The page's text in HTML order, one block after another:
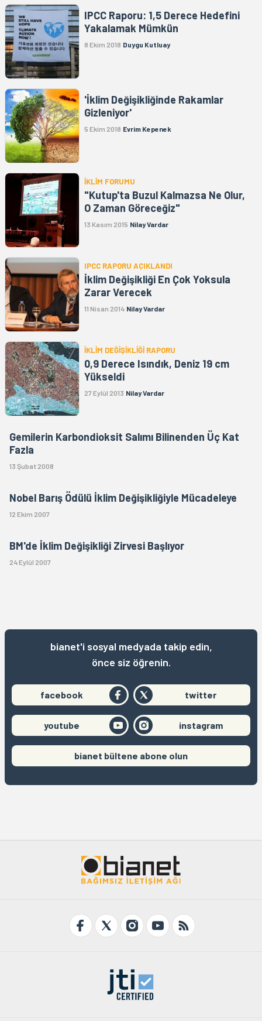
IPCC Raporu: 1,5 Derece Hedefini
Yakalamak Mümkün
8 Ekim 2018 Duygu Kutluay
'İklim Değişikliğinde Rakamlar
Gizleniyor'
5 Ekim 2018 Evrim Kepenek
İKLİM FORUMU
"Kutup'ta Buzul Kalmazsa Ne Olur,
O Zaman Göreceğiz"
13 Kasım 2015 Nilay Vardar
IPCC RAPORU AÇIKLANDI
İklim Değişikliği En Çok Yoksula
Zarar Verecek
11 Nisan 2014 Nilay Vardar
İKLİM DEĞİŞİKLİĞİ RAPORU
0,9 Derece Isındık, Deniz 19 cm
Yükseldi
27 Eylül 2013 Nilay Vardar
Gemilerin Karbondioksit Salımı Bilinenden Üç Kat
Fazla
13 Şubat 2008
Nobel Barış Ödülü İklim Değişikliğiyle Mücadeleye
12 Ekim 2007
BM'de İklim Değişikliği Zirvesi Başlıyor
24 Eylül 2007
bianet'i sosyal medyada takip edin,
önce siz öğrenin.
facebook twitter
youtube instagram
bianet bültene abone olun